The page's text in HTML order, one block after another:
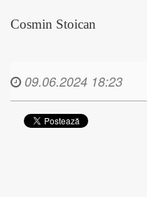
Cosmin Stoican
09.06.2024 18:23